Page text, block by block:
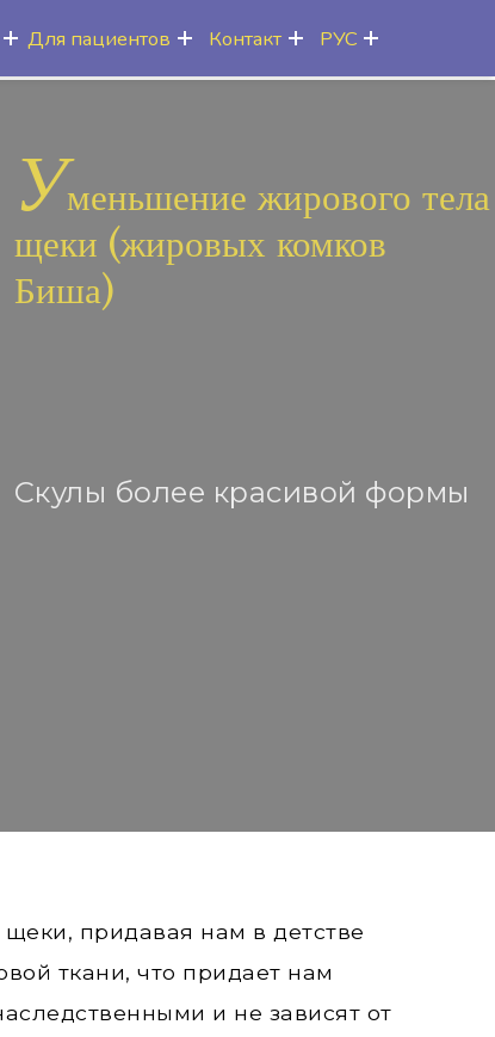
Для пациентов Контакт РУС
Уменьшение жирового тела
щеки (жировых комков
Биша)
Скулы более красивой формы
придавая нам в детстве
ткани, что придает нам
и не зависят от